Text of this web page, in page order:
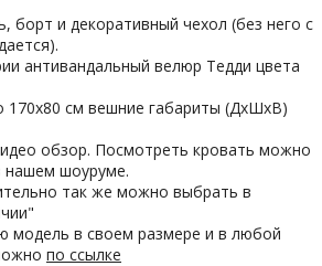
борт и декоративный чехол (без него с
антивандальный велюр Тедди цвета
170х80 см вешние габариты (ДхШхВ)
обзор. Посмотреть кровать можно
нашем шоуруме.
так же можно выбрать в
модель в своем размере и в любой
по ссылке